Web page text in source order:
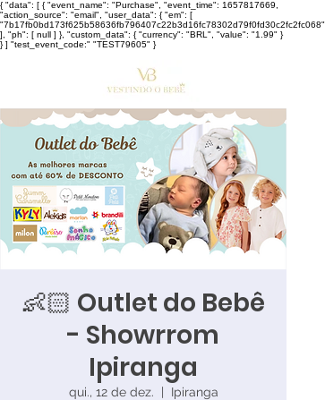
{ "data": [ { "event_name": "Purchase", "event_time": 1657817669,
"action_source": "email", "user_data": { "em": [
"7b17fb0bd173f625b58636fb796407c22b3d16fc78302d79f0fd30c2fc2fc068"
], "ph": [ null ] }, "custom_data": { "currency": "BRL", "value": "1.99" }
} ] "test_event_code:" "TEST79605" }
👶🏻 Outlet do Bebê
- Showrrom
Ipiranga
qui., 12 de dez. Ipiranga